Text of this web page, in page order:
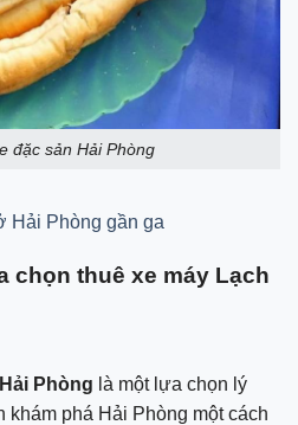
đặc sản Hải Phòng
Hải Phòng gần ga
chọn thuê xe máy Lạch
Phòng là một lựa chọn lý
phá Hải Phòng một cách